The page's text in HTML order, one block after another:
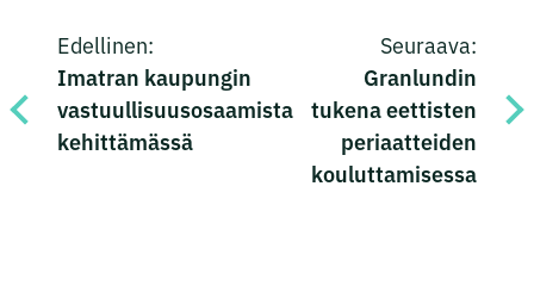
selaus
Edellinen:
Imatran kaupungin
vastuullisuusosaamista
kehittämässä
Seuraava:
Granlundin
tukena eettisten
periaatteiden
kouluttamisessa